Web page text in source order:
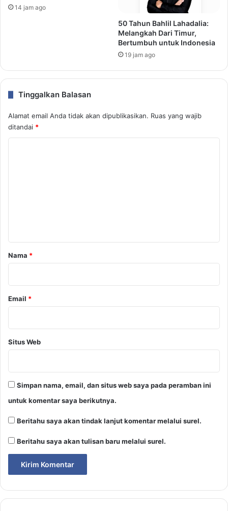
14 jam ago
50 Tahun Bahlil Lahadalia:
Melangkah Dari Timur,
Bertumbuh untuk Indonesia
19 jam ago
Tinggalkan Balasan
Alamat email Anda tidak akan dipublikasikan. Ruas yang wajib
ditandai *
r
Nama *
Email *
Situs Web
Simpan nama, email, dan situs web saya pada peramban ini
untuk komentar saya berikutnya.
Beritahu saya akan tindak lanjut komentar melalui surel.
Beritahu saya akan tulisan baru melalui surel.